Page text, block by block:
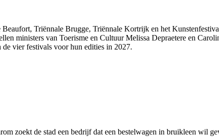
Triënnale Brugge, Triënnale Kortrijk en het
ministers van Toerisme en Cultuur Melissa Depraetere en
vier festivals voor hun edities in 2027.
zoekt de stad een bedrijf dat een bestelwagen in bruikleen wil